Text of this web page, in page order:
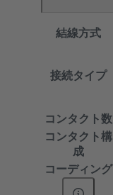
結線方式
接続タイプ
コンタクト数
コンタクト構
成
コーディング